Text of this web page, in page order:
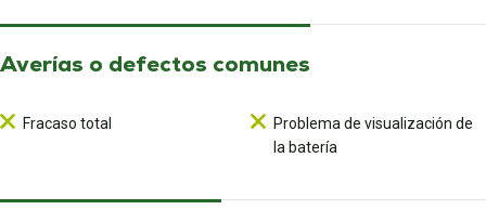
Averías o defectos comunes
Fracaso total
Problema de visualización de
la batería